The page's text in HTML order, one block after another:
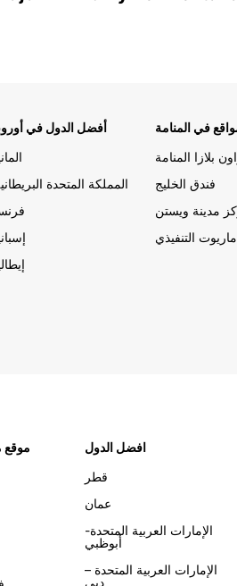
أفضل الدول في
المملكة المتحدة
بلازا المنامة
فندق الخليج
مدينة ويستن
ماريوت التنفيذي
موقع
افضل الدول
قطر
عمان
الإمارات العربية المتحدة-
أبوظبي
الإمارات العربية المتحدة –
دبي